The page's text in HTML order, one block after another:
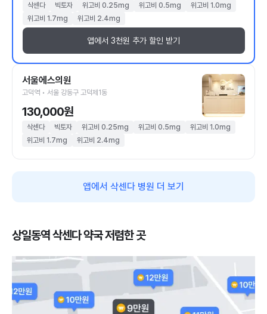
삭센다
빅토자 위고비 0.25mg 위고비 0.5mg
위고비 1.0mg
위고비 1.7mg
위고비 2.4mg
앱에서 3천원 추가 할인 받기
서울에스의원
고덕역 • 서울 강동구 고덕제1동
130,000원
삭센다 빅토자 위고비 0.25mg 위고비 0.5mg
위고비 1.0mg
위고비 1.7mg
위고비 2.4mg
앱에서 삭센다 병원 더 보기
상일동역 삭센다 약국 저렴한 곳